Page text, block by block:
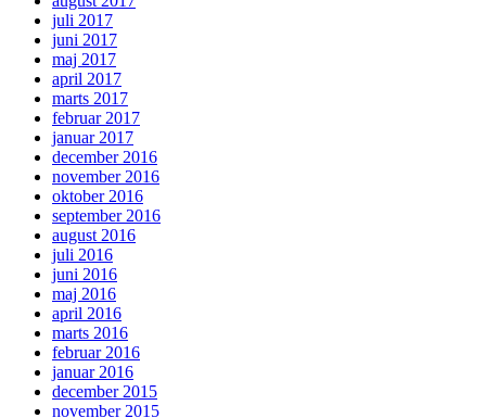
juli 2017
juni 2017
maj 2017
april 2017
marts 2017
februar 2017
januar 2017
december 2016
november 2016
oktober 2016
september 2016
august 2016
juli 2016
juni 2016
maj 2016
april 2016
marts 2016
februar 2016
januar 2016
december 2015
november 2015